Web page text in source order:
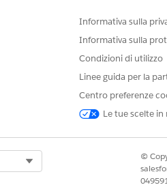
AUTORIZZAZIONI UTENTE
Accesso utente comune per le
di riferimento
Informativa sulla
Informativa sulla
Condizioni di utilizzo
Linee guida per la
Centro preferenze
Le tue scelte
©